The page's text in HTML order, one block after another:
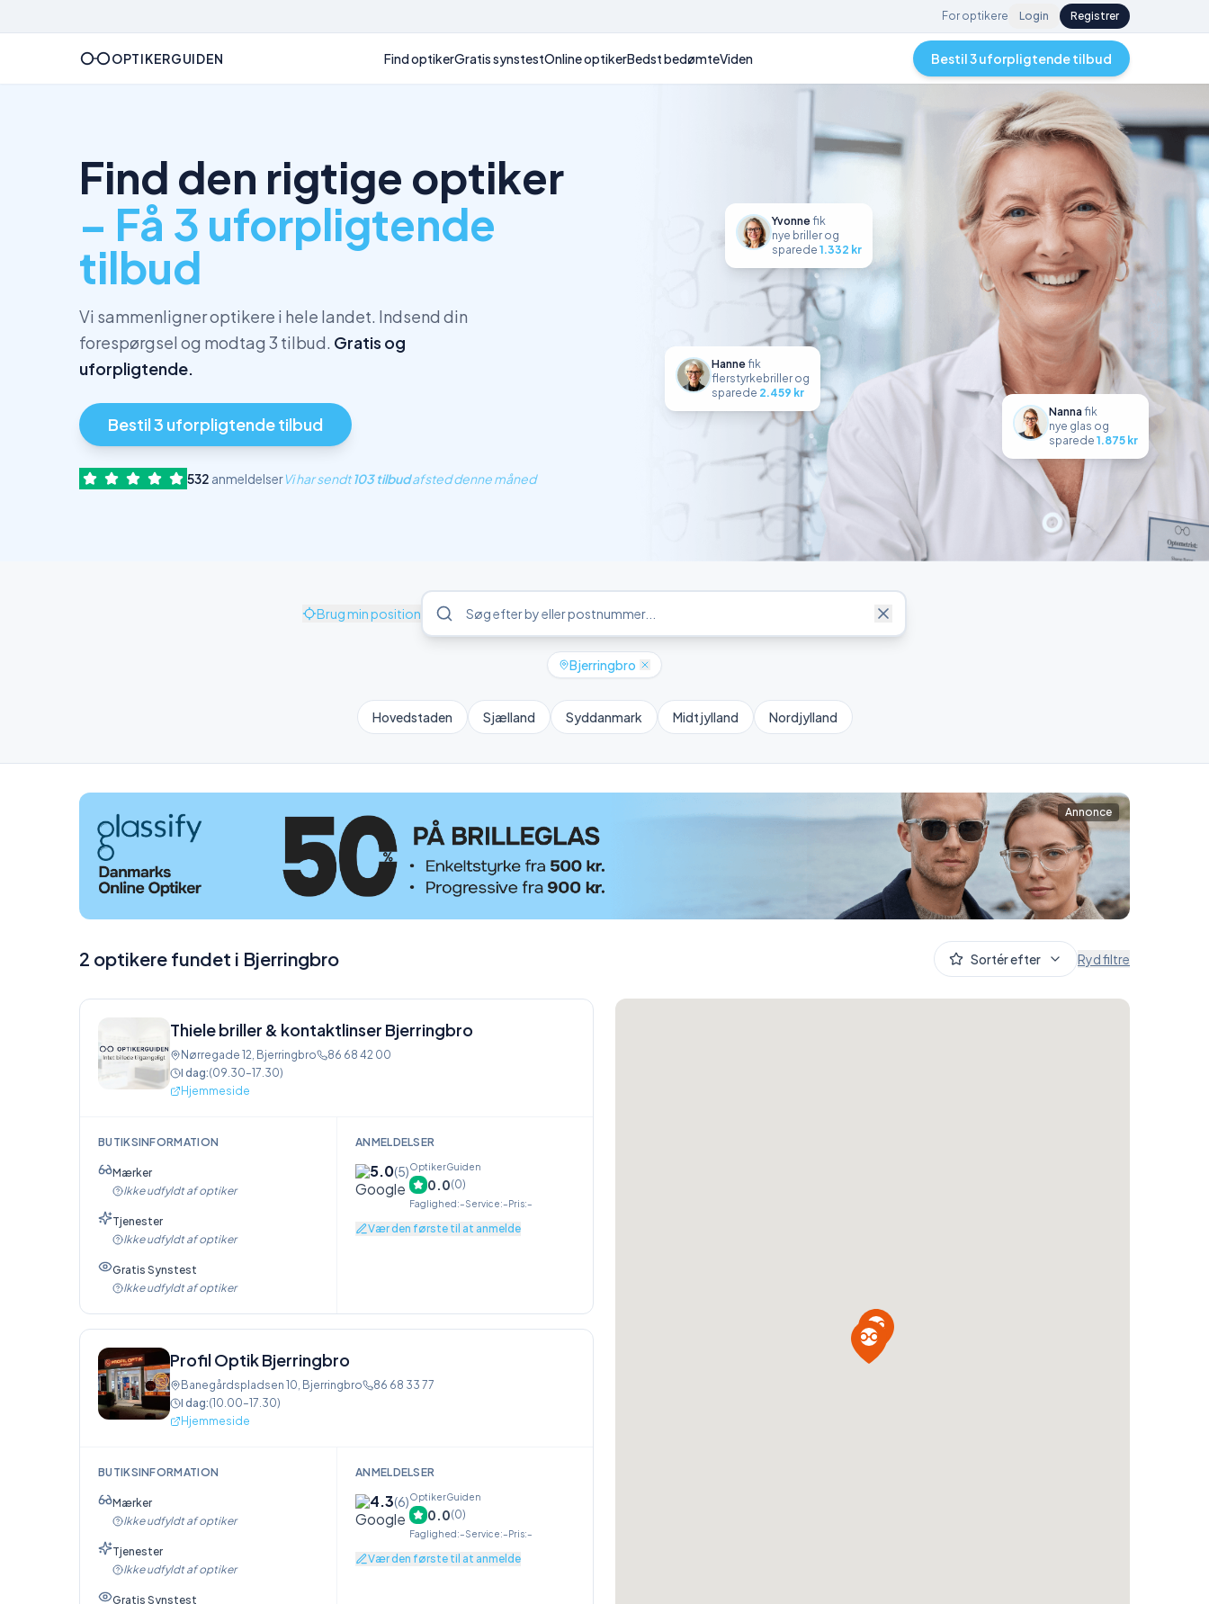
For optikere Login Registrer
OPTIKERGUIDEN Find optikerGratis synstestOnline optikerBedst bedømteViden Bestil 3 uforpligtende tilbud
Find den rigtige optiker
– Få 3 uforpligtende
tilbud
Vi sammenligner optikere i hele landet. Indsend din
forespørgsel og modtag 3 tilbud. Gratis og
uforpligtende.
Bestil 3 uforpligtende tilbud
532 anmeldelserVi har sendt103 tilbudafsted denne måned
Yvonnefik
nye briller og
sparede1.332 kr
Hannefik
flerstyrkebriller og
sparede 2.459 kr
Nannafik
nye glas og
sparede 1.875kr
Brug min position
Bjerringbro
Hovedstaden Sjælland Syddanmark Midtjylland Nordjylland
Annonce
2 optikere fundet i Bjerringbro Sortér efter Ryd filtre
Thiele briller & kontaktlinser Bjerringbro
Nørregade 12, Bjerringbro
86 68 42 00
I dag:(09.30–17.30)
Hjemmeside
BUTIKSINFORMATION
Mærker
Ikke udfyldt af optiker
Tjenester
Ikke udfyldt af optiker
Gratis Synstest
Ikke udfyldt af optiker
ANMELDELSER
5.0(5)OptikerGuiden
0.0(0)
Faglighed:–Service:–Pris:–
Vær den første til at anmelde
Profil Optik Bjerringbro
Banegårdspladsen 10, Bjerringbro
86 68 33 77
I dag:(10.00–17.30)
Hjemmeside
BUTIKSINFORMATION
Mærker
Ikke udfyldt af optiker
Tjenester
Ikke udfyldt af optiker
Gratis Synstest
ANMELDELSER
4.3(6)OptikerGuiden
0.0(0)
Faglighed:–Service:–Pris:–
Vær den første til at anmelde